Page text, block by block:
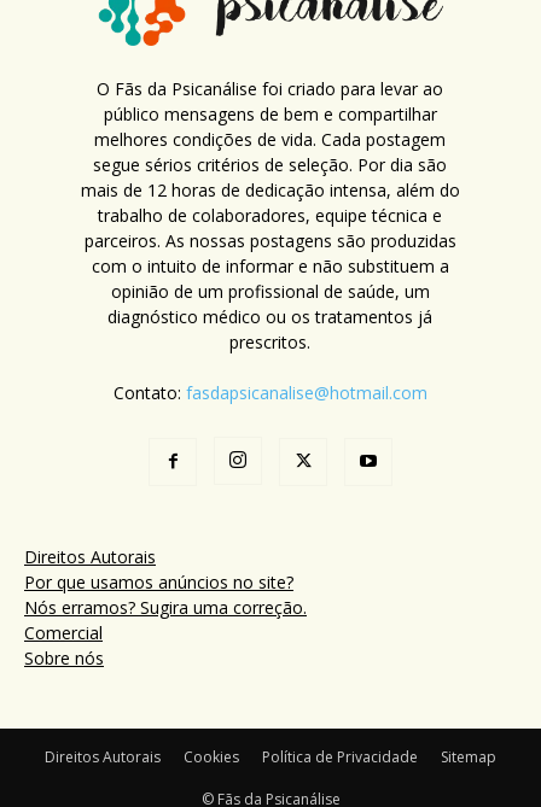
O Fãs da Psicanálise foi criado para levar ao
público mensagens de bem e compartilhar
melhores condições de vida. Cada postagem
segue sérios critérios de seleção. Por dia são
mais de 12 horas de dedicação intensa, além do
trabalho de colaboradores, equipe técnica e
parceiros. As nossas postagens são produzidas
com o intuito de informar e não substituem a
opinião de um profissional de saúde, um
diagnóstico médico ou os tratamentos já
prescritos.
Contato: fasdapsicanalise@hotmail.com
Direitos Autorais
Por que usamos anúncios no site?
Nós erramos? Sugira uma correção.
Comercial
Sobre nós
Direitos Autorais Cookies Política de Privacidade Sitemap
© Fãs da Psicanálise